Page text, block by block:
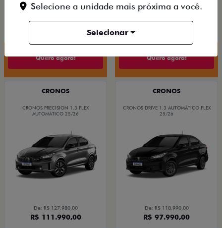
Quero agora! Quero agora!
CRONOS
CRONOS PRECISION 1.3 FLEX
AUTOMÁTICO 25/26
De: R$ 127.980,00
R$ 111.990,00
CRONOS
CRONOS DRIVE 1.3 AUTOMÁTICO FLEX
25/26
De: R$ 118.990,00
R$ 97.990,00
Selecione a unidade mais próxima a você.
Selecionar